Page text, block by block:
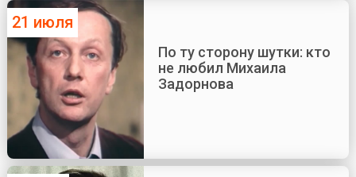
21 июля
По ту сторону шутки: кто
не любил Михаила
Задорнова